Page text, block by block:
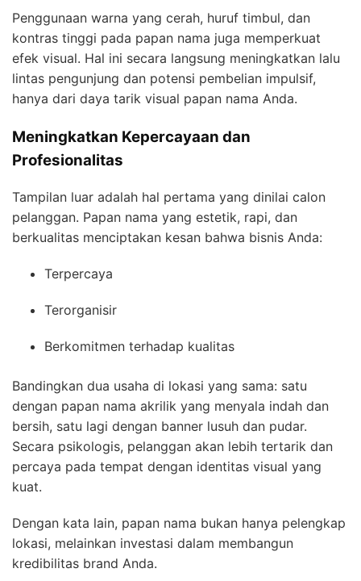
Penggunaan warna yang cerah, huruf timbul, dan
kontras tinggi pada papan nama juga memperkuat
efek visual. Hal ini secara langsung meningkatkan lalu
lintas pengunjung dan potensi pembelian impulsif,
hanya dari daya tarik visual papan nama Anda.
Meningkatkan Kepercayaan dan
Profesionalitas
Tampilan luar adalah hal pertama yang dinilai calon
pelanggan. Papan nama yang estetik, rapi, dan
berkualitas menciptakan kesan bahwa bisnis Anda:
Terpercaya
Terorganisir
Berkomitmen terhadap kualitas
Bandingkan dua usaha di lokasi yang sama: satu
dengan papan nama akrilik yang menyala indah dan
bersih, satu lagi dengan banner lusuh dan pudar.
Secara psikologis, pelanggan akan lebih tertarik dan
percaya pada tempat dengan identitas visual yang
kuat.
Dengan kata lain, papan nama bukan hanya pelengkap
lokasi, melainkan investasi dalam membangun
kredibilitas brand Anda.